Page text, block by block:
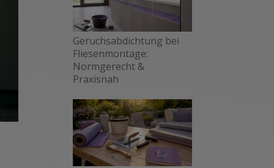
Geruchsabdichtung bei
Fliesenmontage:
Normgerecht &
Praxisnah